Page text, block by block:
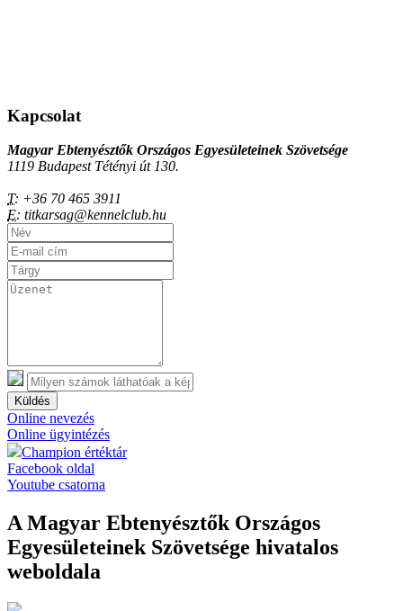
Kapcsolat
Magyar Ebtenyésztők Országos Egyesületeinek Szövetsége
1119 Budapest Tétényi út 130.
T: +36 70 465 3911
E: titkarsag@kennelclub.hu
Küldés
Online nevezés
Online ügyintézés
Champion értéktár
Facebook oldal
Youtube csatorna
A Magyar Ebtenyésztők Országos
Egyesületeinek Szövetsége hivatalos
weboldala